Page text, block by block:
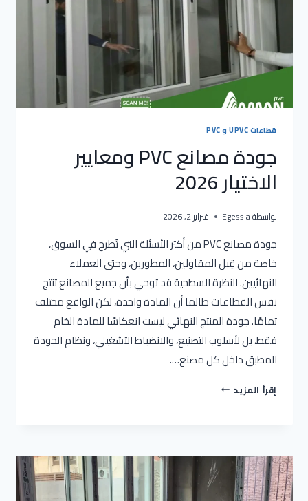
قطاعات UPVC و PVC
جودة مصانع PVC ومعايير
الاختيار 2026
بواسطةEgessia فبراير 2, 2026
جودة مصانع PVC من أكثر الأسئلة التي تُطرح في السوق،
خاصة من قِبل المقاولين، المطورين، وحتى العملاء
النهائيين. النظرة السطحية قد توحي بأن جميع المصانع تنتج
نفس القطاعات طالما أن المادة واحدة، لكن الواقع مختلف
تمامًا. جودة المنتج النهائي ليست انعكاسًا للمادة الخام
فقط، بل لأسلوب التصنيع، والانضباط التشغيلي، ونظام الجودة
المطبق داخل كل مصنع….
إقرأ المزيد جودة
2026